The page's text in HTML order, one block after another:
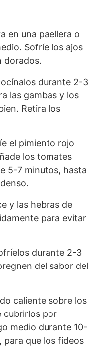
en una paellera o
Sofríe los ajos
dorados.
durante 2-3
las gambas y los
Retira los
el pimiento rojo
los tomates
5-7 minutos, hasta
y las hebras de
para evitar
durante 2-3
del sabor del
caliente sobre los
cubrirlos por
medio durante 10-
para que los fideos